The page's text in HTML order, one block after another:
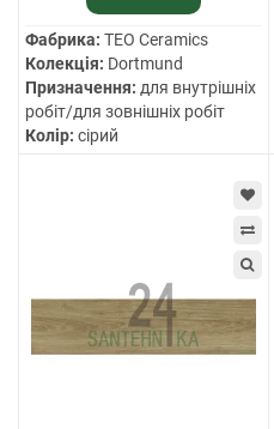
Фабрика: TEO Ceramics
Колекція: Dortmund
Призначення: для внутрішніх
робіт/для зовнішніх робіт
Колір: сірий